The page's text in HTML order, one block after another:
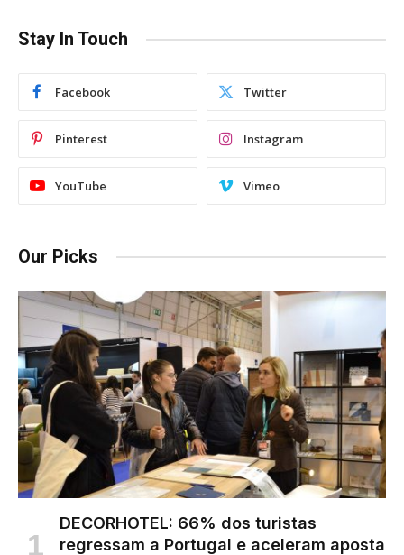
Stay In Touch
Facebook Twitter
Pinterest Instagram
YouTube Vimeo
Our Picks
DECORHOTEL: 66% dos turistas
regressam a Portugal e aceleram aposta